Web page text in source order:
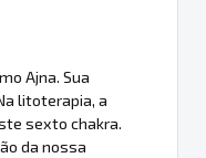
Ajna. Sua
litoterapia, a
sexto chakra.
da nossa